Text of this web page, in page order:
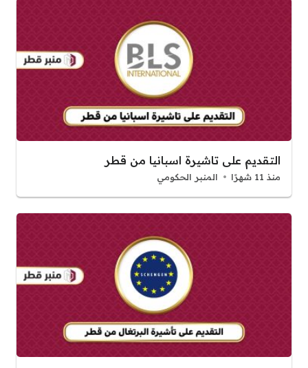
التقديم على تاشيرة اسبانيا من قطر
منذ 11 شهرًا المنبر الحكومي